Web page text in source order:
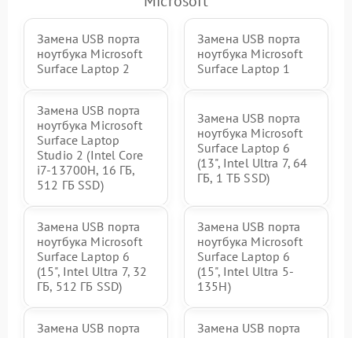
Замена USB порта
ноутбука Microsoft
Surface Laptop 2
Замена USB порта
ноутбука Microsoft
Surface Laptop 1
Замена USB порта
ноутбука Microsoft
Surface Laptop
Studio 2 (Intel Core
i7-13700H, 16 ГБ,
512 ГБ SSD)
Замена USB порта
ноутбука Microsoft
Surface Laptop 6
(13", Intel Ultra 7, 64
ГБ, 1 ТБ SSD)
Замена USB порта
ноутбука Microsoft
Surface Laptop 6
(15", Intel Ultra 7, 32
ГБ, 512 ГБ SSD)
Замена USB порта
ноутбука Microsoft
Surface Laptop 6
(15", Intel Ultra 5-
135H)
Замена USB порта
Замена USB порта